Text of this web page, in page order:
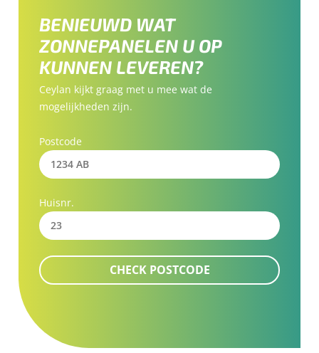
BENIEUWD WAT
ZONNEPANELEN U OP
KUNNEN LEVEREN?
Ceylan kijkt graag met u mee wat de
mogelijkheden zijn.
Postcode
Huisnr.
CHECK POSTCODE